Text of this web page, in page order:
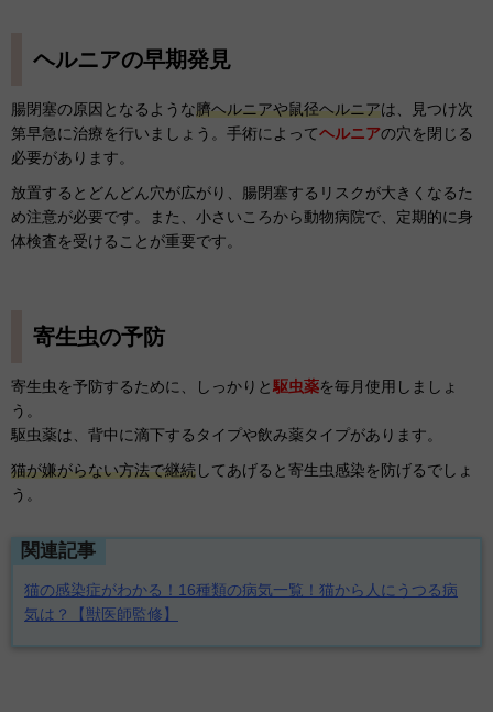
ヘルニアの早期発見
腸閉塞の原因となるような臍ヘルニアや鼠径ヘルニアは、見つけ次
第早急に治療を行いましょう。手術によってヘルニアの穴を閉じる
必要があります。
放置するとどんどん穴が広がり、腸閉塞するリスクが大きくなるた
め注意が必要です。また、小さいころから動物病院で、定期的に身
体検査を受けることが重要です。
寄生虫の予防
寄生虫を予防するために、しっかりと駆虫薬を毎月使用しましょ
う。
駆虫薬は、背中に滴下するタイプや飲み薬タイプがあります。
猫が嫌がらない方法で継続してあげると寄生虫感染を防げるでしょ
う。
関連記事
猫の感染症がわかる！16種類の病気一覧！猫から人にうつる病
気は？【獣医師監修】